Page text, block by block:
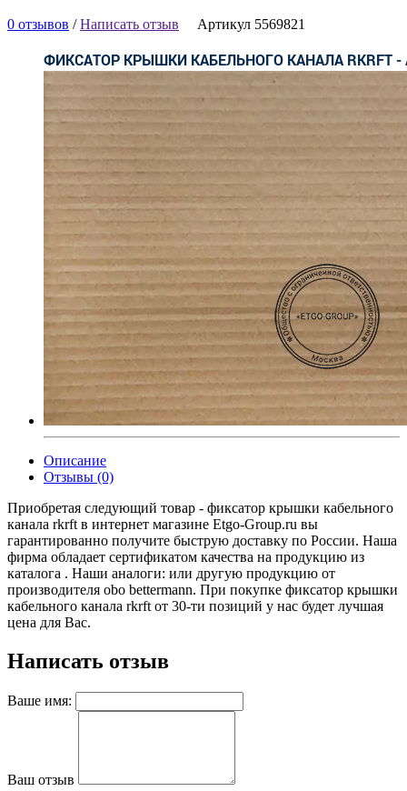
0 отзывов /Написать отзыв Артикул 5569821
Описание
Отзывы (0)
Приобретая следующий товар - фиксатор крышки кабельного
канала rkrft в интернет магазине Etgo-Group.ru вы
гарантированно получите быструю доставку по России. Наша
фирма обладает сертификатом качества на продукцию из
каталога . Наши аналоги: или другую продукцию от
производителя obo bettermann. При покупке фиксатор крышки
кабельного канала rkrft от 30-ти позиций у нас будет лучшая
цена для Вас.
Написать отзыв
Ваше имя:
Ваш отзыв